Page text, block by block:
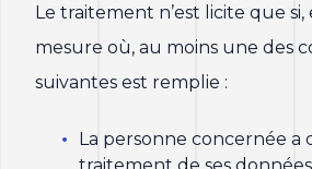
Le traitement n’est licite que si,
mesure où, au moins une des
suivantes est remplie :
La personne concernée a